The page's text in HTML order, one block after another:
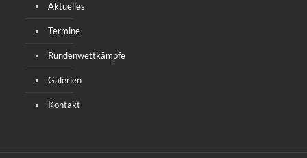
Aktuelles
Termine
Rundenwettkämpfe
Galerien
Kontakt